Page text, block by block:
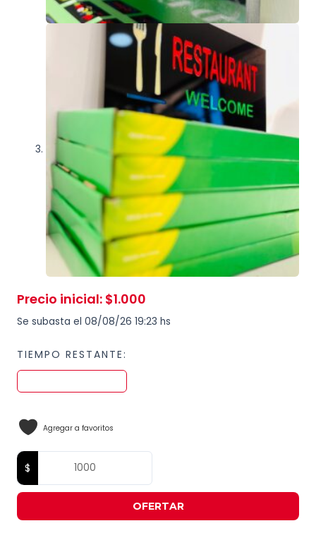
Precio inicial: $1.000
Se subasta el 08/08/26 19:23 hs
TIEMPO RESTANTE:
Agregar a favoritos
OFERTAR